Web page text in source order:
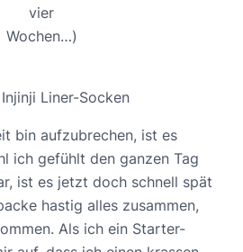
vier
Wochen…)
Liner-Socken
bin aufzubrechen, ist es
ich gefühlt den ganzen Tag
ist es jetzt doch schnell spät
hastig alles zusammen,
Als ich ein Starter-